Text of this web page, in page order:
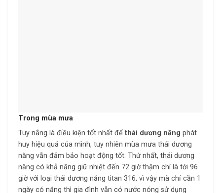
Trong mùa mưa
Tuy nắng là điều kiện tốt nhất để thái dương năng phát
huy hiệu quả của mình, tuy nhiên mùa mưa thái dương
năng vẫn đảm bảo hoạt động tốt. Thứ nhất, thái dương
năng có khả năng giữ nhiệt đến 72 giờ thậm chí là tới 96
giờ với loại thái dương năng titan 316, vì vậy mà chỉ cần 1
ngày có nắng thì gia đình vẫn có nước nóng sử dụng